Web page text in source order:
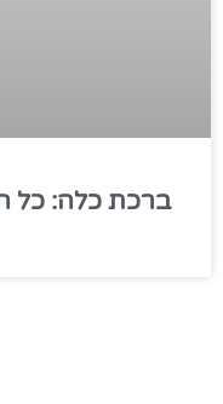
ברכת כלה: כל